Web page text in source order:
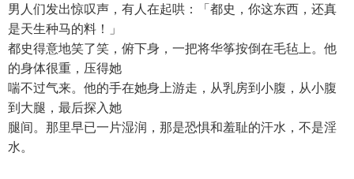
男人们发出惊叹声，有人在起哄：「都史，你这东西，还真
是天生种马的料！」
都史得意地笑了笑，俯下身，一把将华筝按倒在毛毡上。他
的身体很重，压得她
喘不过气来。他的手在她身上游走，从乳房到小腹，从小腹
到大腿，最后探入她
腿间。那里早已一片湿润，那是恐惧和羞耻的汗水，不是淫
水。